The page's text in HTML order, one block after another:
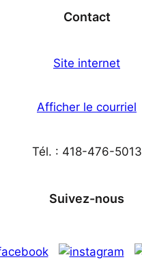
Contact
Site internet
Afficher le courriel
Tél. : 418-476-5013
Suivez-nous